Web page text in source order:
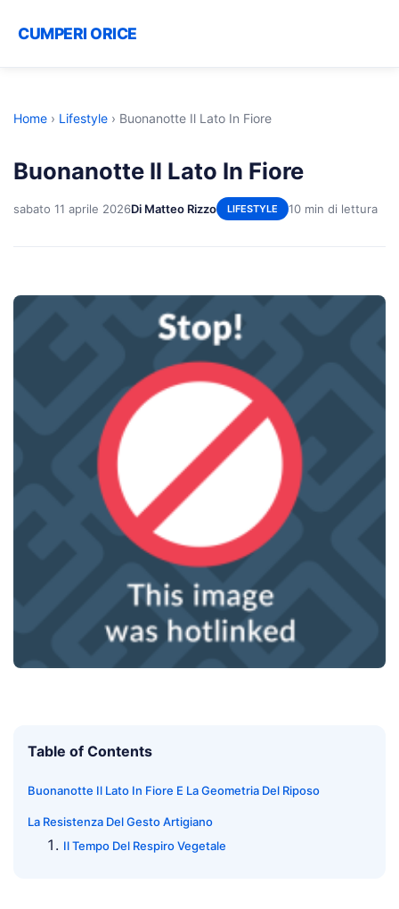
CUMPERI ORICE
Home › Lifestyle › Buonanotte Il Lato In Fiore
Buonanotte Il Lato In Fiore
sabato 11 aprile 2026Di Matteo Rizzo LIFESTYLE 10 min di lettura
Table of Contents
Buonanotte Il Lato In Fiore E La Geometria Del Riposo
La Resistenza Del Gesto Artigiano
Il Tempo Del Respiro Vegetale